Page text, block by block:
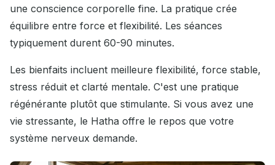
une conscience corporelle fine. La pratique crée
équilibre entre force et flexibilité. Les séances
typiquement durent 60-90 minutes.
Les bienfaits incluent meilleure flexibilité, force stable,
stress réduit et clarté mentale. C'est une pratique
régénérante plutôt que stimulante. Si vous avez une
vie stressante, le Hatha offre le repos que votre
système nerveux demande.